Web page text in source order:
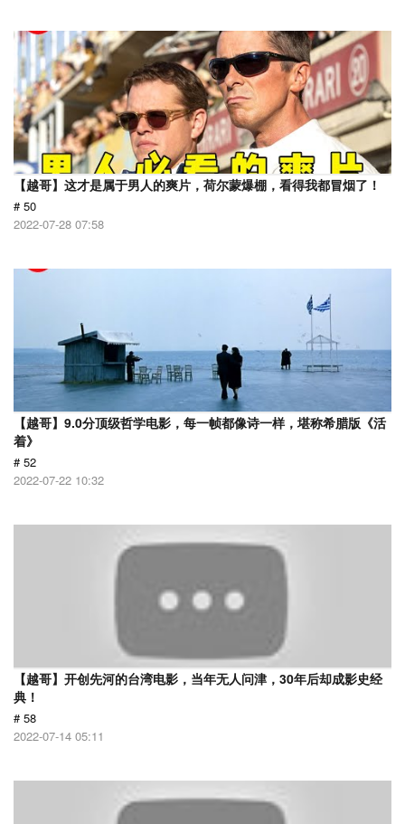
【越哥】这才是属于男人的爽片，荷尔蒙爆棚，看得我都冒烟了！
# 50
2022-07-28 07:58
【越哥】9.0分顶级哲学电影，每一帧都像诗一样，堪称希腊版《活
着》
# 52
2022-07-22 10:32
【越哥】开创先河的台湾电影，当年无人问津，30年后却成影史经
典！
# 58
2022-07-14 05:11